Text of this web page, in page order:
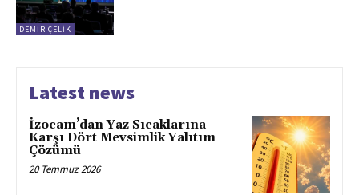
DEMİR ÇELİK
Latest news
İzocam’dan Yaz Sıcaklarına
Karşı Dört Mevsimlik Yalıtım
Çözümü
20 Temmuz 2026